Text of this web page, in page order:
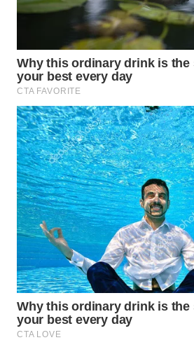
TANI
WAHANA
ADVOKAT
WAHANA
INFRASTRUKTUR
WAHANA
KONSUMEN
WAHANA
LISTRIK
WAHANA
TRAVEL
WAHANA
TV